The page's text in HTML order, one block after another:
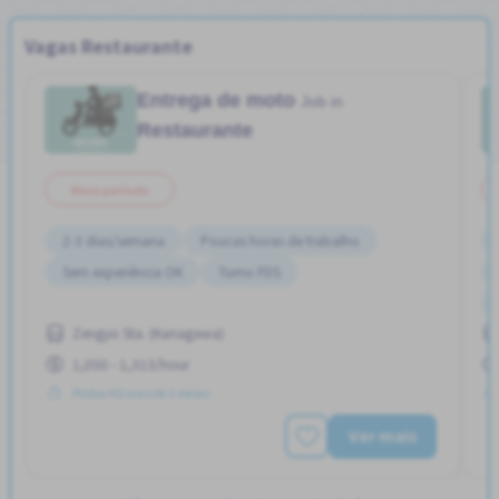
Vagas Restaurante
Entrega de moto
Restaurante
2-3 dias/semana
Poucas horas de trabalho
Sem experiência OK
Zengyo Sta. (Kanagawa)
1,050 - 1,313/hour
Ver mais